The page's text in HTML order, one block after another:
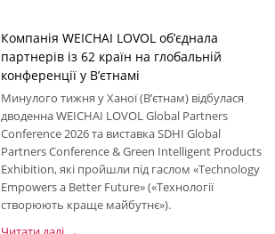
Компанія WEICHAI LOVOL об’єднала
партнерів із 62 країн на глобальній
конференції у В’єтнамі
Минулого тижня у Ханої (В’єтнам) відбулася
дводенна WEICHAI LOVOL Global Partners
Conference 2026 та виставка SDHI Global
Partners Conference & Green Intelligent Products
Exhibition, які пройшли під гаслом «Technology
Empowers a Better Future» («Технології
створюють краще майбутнє»).